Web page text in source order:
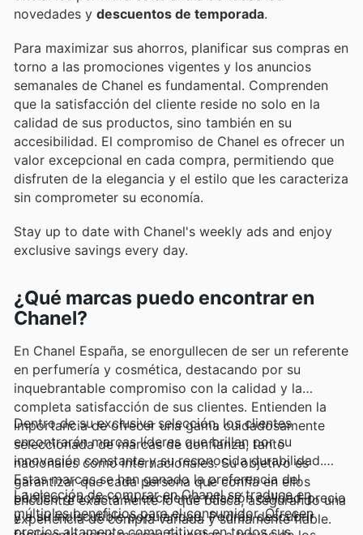
novedades y descuentos de temporada.
Para maximizar sus ahorros, planificar sus compras en
torno a las promociones vigentes y los anuncios
semanales de Chanel es fundamental. Comprenden
que la satisfacción del cliente reside no solo en la
calidad de sus productos, sino también en su
accesibilidad. El compromiso de Chanel es ofrecer un
valor excepcional en cada compra, permitiendo que
disfruten de la elegancia y el estilo que les caracteriza
sin comprometer su economía.
Stay up to date with Chanel's weekly ads and enjoy
exclusive savings every day.
¿Qué marcas puedo encontrar en
Chanel?
En Chanel España, se enorgullecen de ser un referente
en perfumería y cosmética, destacando por su
inquebrantable compromiso con la calidad y la
completa satisfacción de sus clientes. Entienden la
importancia de ofrecer una gama cuidadosamente
seleccionada de marcas de confianza, tanto
nacionales como internacionales. Su objetivo es
garantizar que cada persona que confía en ellos
encuentre exactamente lo que busca, asegurando una
experiencia de compra variada y sumamente fiable.
Dentro de su exclusiva selección, los clientes
encontrarán marcas líderes que brillan por su
innovación constante y su reconocida durabilidad.
Estas marcas se han ganado la preferencia del
público gracias a su excelente relación calidad-precio
y a su indiscutible popularidad. Podrán descubrir
La elección de comprar en Chanel se traduce en
múltiples beneficios para el consumidor. Ofrecen
precios altamente competitivos en todos sus